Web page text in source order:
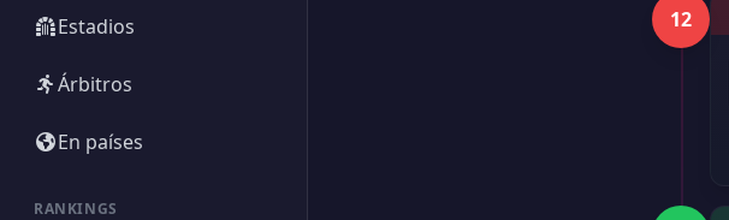
Estadios
Árbitros
En países
RANKINGS
12